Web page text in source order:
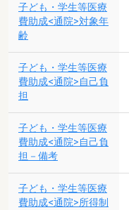
子ども・学生等医療
費助成<通院>対象年
齢
子ども・学生等医療
費助成<通院>自己負
担
子ども・学生等医療
費助成<通院>自己負
担－備考
子ども・学生等医療
費助成<通院>所得制